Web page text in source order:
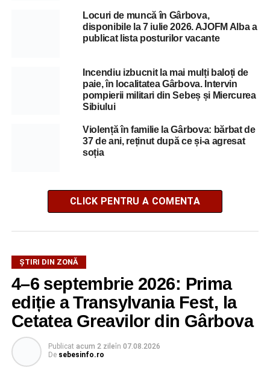
Locuri de muncă în Gârbova,
disponibile la 7 iulie 2026. AJOFM Alba a
publicat lista posturilor vacante
Incendiu izbucnit la mai mulți baloți de
paie, în localitatea Gârbova. Intervin
pompierii militari din Sebeș și Miercurea
Sibiului
Violență în familie la Gârbova: bărbat de
37 de ani, reținut după ce și-a agresat
soția
CLICK PENTRU A COMENTA
ȘTIRI DIN ZONĂ
4–6 septembrie 2026: Prima
ediție a Transylvania Fest, la
Cetatea Greavilor din Gârbova
Publicat acum 2 zileîn 07.08.2026
De sebesinfo.ro